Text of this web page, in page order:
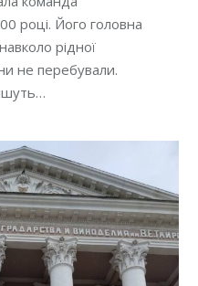
році. Його головна
рідної
не перебували.